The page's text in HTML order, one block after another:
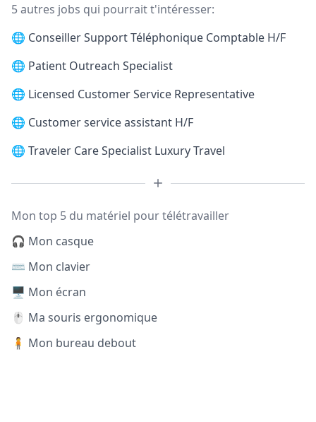
5 autres jobs qui pourrait t'intéresser:
🌐 Conseiller Support Téléphonique Comptable H/F
🌐 Patient Outreach Specialist
🌐 Licensed Customer Service Representative
🌐 Customer service assistant H/F
🌐 Traveler Care Specialist Luxury Travel
Mon top 5 du matériel pour télétravailler
🎧 Mon casque
⌨️ Mon clavier
🖥️ Mon écran
🖱️ Ma souris ergonomique
🧍 Mon bureau debout